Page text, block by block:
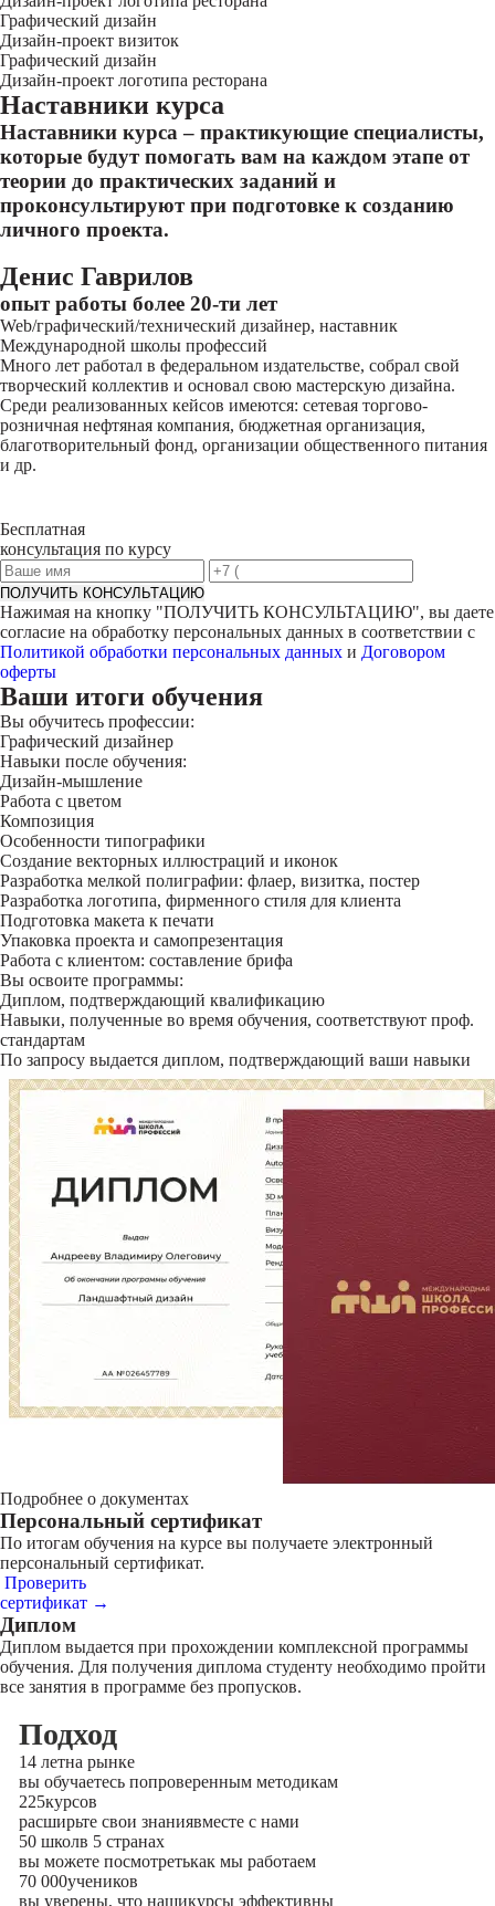
Графический дизайн
Дизайн-проект визиток
Графический дизайн
Дизайн-проект логотипа ресторана
Наставники курса
Наставники курса – практикующие специалисты,
которые будут помогать вам на каждом этапе от
теории до практических заданий и
проконсультируют при подготовке к созданию
личного проекта.
Денис Гаврилов
опыт работы более 20-ти лет
Web/графический/технический дизайнер, наставник
Международной школы профессий
Много лет работал в федеральном издательстве, собрал свой
творческий коллектив и основал свою мастерскую дизайна.
Среди реализованных кейсов имеются: сетевая торгово-
розничная нефтяная компания, бюджетная организация,
благотворительный фонд, организации общественного питания
и др.
Бесплатная
консультация по курсу
ПОЛУЧИТЬ КОНСУЛЬТАЦИЮ
Нажимая на кнопку "ПОЛУЧИТЬ КОНСУЛЬТАЦИЮ", вы даете
согласие на обработку персональных данных в соответствии с
Политикой обработки персональных данных и Договором
оферты
Ваши итоги обучения
Вы обучитесь профессии:
Графический дизайнер
Навыки после обучения:
Дизайн-мышление
Работа с цветом
Композиция
Особенности типографики
Создание векторных иллюстраций и иконок
Разработка мелкой полиграфии: флаер, визитка, постер
Разработка логотипа, фирменного стиля для клиента
Подготовка макета к печати
Упаковка проекта и самопрезентация
Работа с клиентом: составление брифа
Вы освоите программы:
Диплом, подтверждающий квалификацию
Навыки, полученные во время обучения, соответствуют проф.
стандартам
По запросу выдается диплом, подтверждающий ваши навыки
Подробнее о документах
Персональный сертификат
По итогам обучения на курсе вы получаете электронный
персональный сертификат.
Проверить
сертификат →
Диплом
Диплом выдается при прохождении комплексной программы
обучения. Для получения диплома студенту необходимо пройти
все занятия в программе без пропусков.
Подход
14 летна рынке
вы обучаетесь попроверенным методикам
225курсов
расширьте свои знаниявместе с нами
50 школв 5 странах
вы можете посмотретькак мы работаем
70 000учеников
вы уверены, что нашикурсы эффективны